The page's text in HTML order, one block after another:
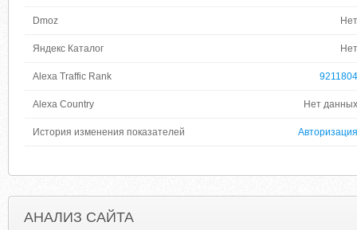
Dmoz Нет
Яндекс Каталог Нет
Alexa Traffic Rank 9211804
Alexa Country Нет данных
История изменения показателей Авторизация
АНАЛИЗ САЙТА